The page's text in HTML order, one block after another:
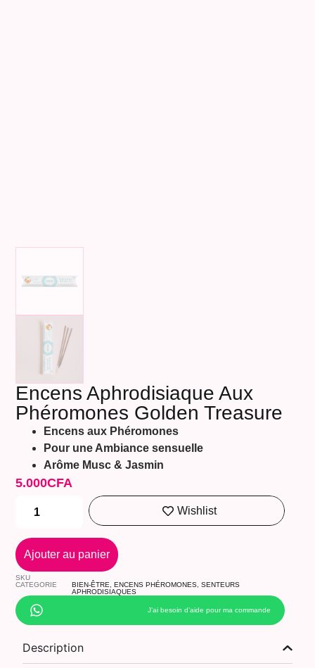
Encens Aphrodisiaque Aux
Phéromones Golden Treasure
Encens aux Phéromones
Pour une Ambiance sensuelle
Arôme Musc & Jasmin
5.000CFA
Wishlist
Ajouter au panier
SKU
CATEGORIE
BIEN-ÊTRE, ENCENS PHÉROMONES, SENTEURS
APHRODISIAQUES
J’ai besoin d’aide pour ma commande
Description